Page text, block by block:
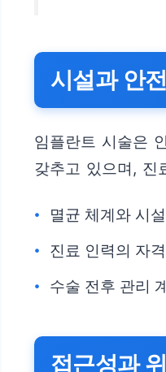
시설과 안
임플란트 시술은
갖추고 있으며, 진
멸균 체계와 시
진료 인력의 자
수술 전후 관리
접근성과